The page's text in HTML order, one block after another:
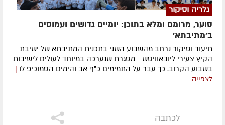
גלריה וסיקור
סוער, מרומם ומלא בתוכן: יומיים גדושים ועמוסים
ב'מתיבתא'
תיעוד וסיקור נרחב מהשבוע השני בתכנית המתיבתא של ישיבת
הקיץ צעירי ליובאוויטש - מסגרת שנערכה במיוחד לעולים לישיבות
בשבוע הקרוב. כך עבר על התמימים כ"ף אב והימים הסמוכיפ לו
לצפייה
לכתבה